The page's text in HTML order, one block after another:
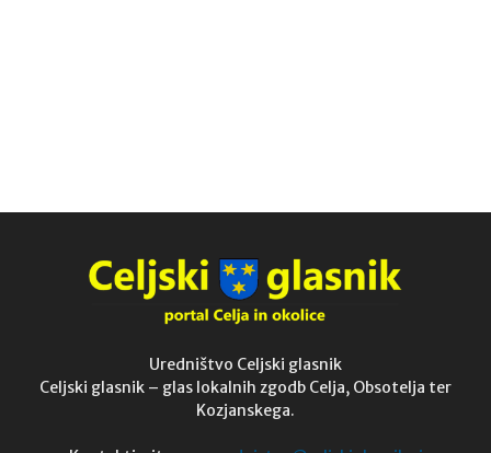
Uredništvo Celjski glasnik
Celjski glasnik – glas lokalnih zgodb Celja, Obsotelja ter
Kozjanskega.